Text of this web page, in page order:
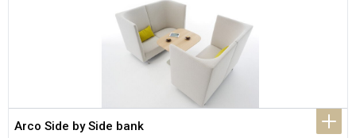
Arco Side by Side bank